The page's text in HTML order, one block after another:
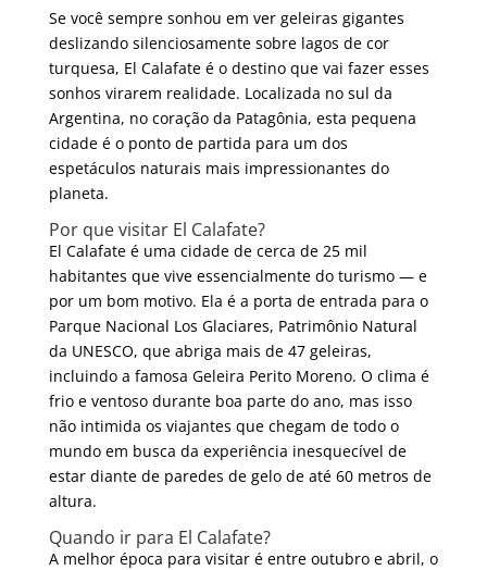
Se você sempre sonhou em ver geleiras gigantes
deslizando silenciosamente sobre lagos de cor
turquesa, El Calafate é o destino que vai fazer esses
sonhos virarem realidade. Localizada no sul da
Argentina, no coração da Patagônia, esta pequena
cidade é o ponto de partida para um dos
espetáculos naturais mais impressionantes do
planeta.
Por que visitar El Calafate?
El Calafate é uma cidade de cerca de 25 mil
habitantes que vive essencialmente do turismo — e
por um bom motivo. Ela é a porta de entrada para o
Parque Nacional Los Glaciares, Patrimônio Natural
da UNESCO, que abriga mais de 47 geleiras,
incluindo a famosa Geleira Perito Moreno. O clima é
frio e ventoso durante boa parte do ano, mas isso
não intimida os viajantes que chegam de todo o
mundo em busca da experiência inesquecível de
estar diante de paredes de gelo de até 60 metros de
altura.
Quando ir para El Calafate?
A melhor época para visitar é entre outubro e abril, o